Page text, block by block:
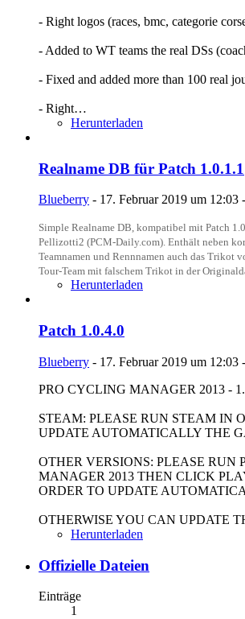
- Right logos (races, bmc, categorie
- Added to WT teams the real DSs
- Fixed and added more than 100 real
- Right…
Herunterladen
Realname DB für Patch 1.0.1.1
Blueberry - 17. Februar 2019 um 12:03 -
Simple Realname DB, kompatibel mit Patch
Pellizotti2 (PCM-Daily.com). Enthält neben
Teamnamen und Rennnamen auch das Trikot
Tour-Team mit falschem Trikot in der
Herunterladen
Patch 1.0.4.0
Blueberry - 17. Februar 2019 um 12:03 -
PRO CYCLING MANAGER 2013 -
STEAM: PLEASE RUN STEAM IN
UPDATE AUTOMATICALLY THE
OTHER VERSIONS: PLEASE RUN
MANAGER 2013 THEN CLICK
ORDER TO UPDATE
OTHERWISE YOU CAN UPDATE
Herunterladen
Offizielle Dateien
Einträge
1